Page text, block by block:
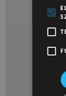
Köszönjük,
A Számadó